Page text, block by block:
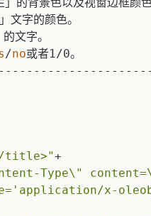
/no或者1/0。
title>"
Type\"
x-